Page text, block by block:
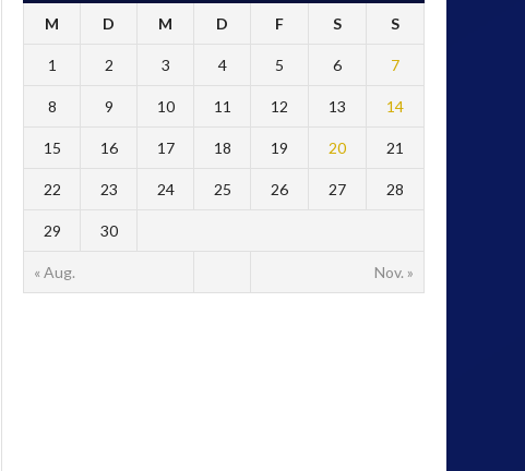
M D M D F S S
« Aug. Nov. »
1 2 3 4 5 6 7
8 9 10 11 12 13 14
15 16 17 18 19 20 21
22 23 24 25 26 27 28
29 30